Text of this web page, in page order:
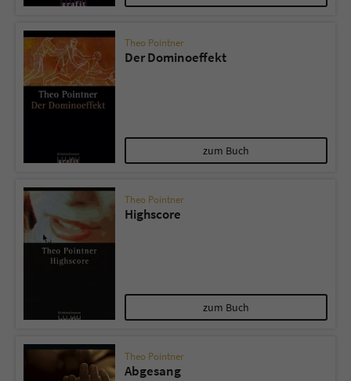
Theo Pointner
Der Dominoeffekt
zum Buch
Theo Pointner
Highscore
zum Buch
Theo Pointner
Abgesang